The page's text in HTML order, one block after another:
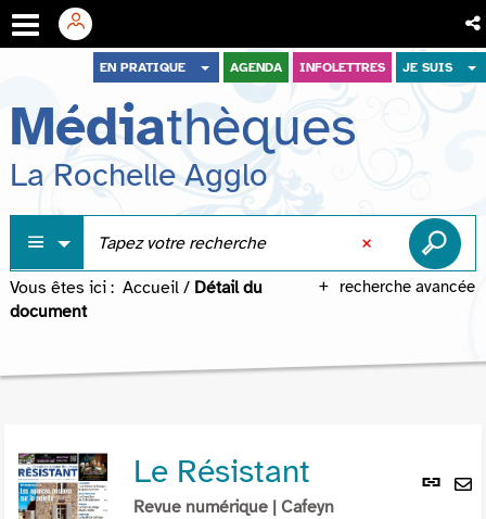
menu
contenu
recherche
EN PRATIQUE AGENDA INFOLETTRES JE SUIS
Médiathèques
La Rochelle Agglo
recherche avancée
Vous êtes ici : Accueil / Détail du
document
Lien
Le Résistant
Revue numérique | Cafeyn